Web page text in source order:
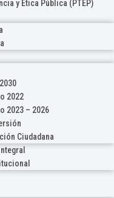
y Ética Pública (PTEP)
2022
2023 – 2026
Ciudadana